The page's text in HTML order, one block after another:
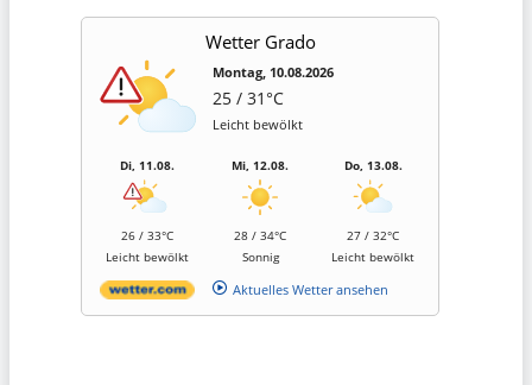
Wetter Grado
Montag, 10.08.2026
25 / 31°C
Leicht bewölkt
Di, 11.08.
26 / 33°C
Leicht bewölkt
Mi, 12.08.
28 / 34°C
Sonnig
Do, 13.08.
27 / 32°C
Leicht bewölkt
Aktuelles Wetter ansehen